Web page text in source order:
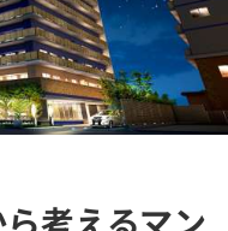
ら考えるマン